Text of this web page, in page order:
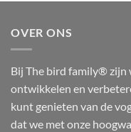
OVER ONS
Bij The bird family® zijn
ontwikkelen en
kunt genieten van de
dat we met onze